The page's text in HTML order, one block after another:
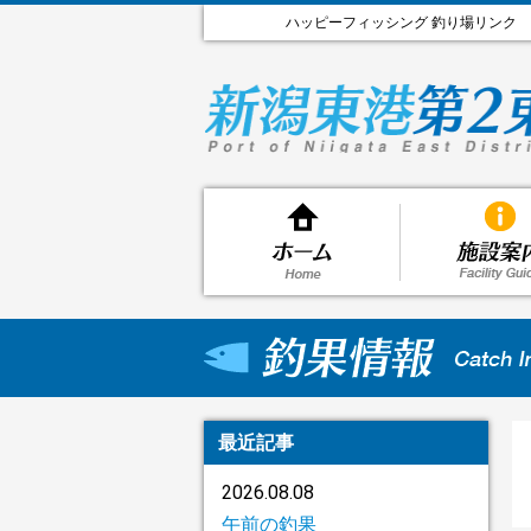
ハッピーフィッシング 釣り場リンク
最近記事
2026.08.08
午前の釣果